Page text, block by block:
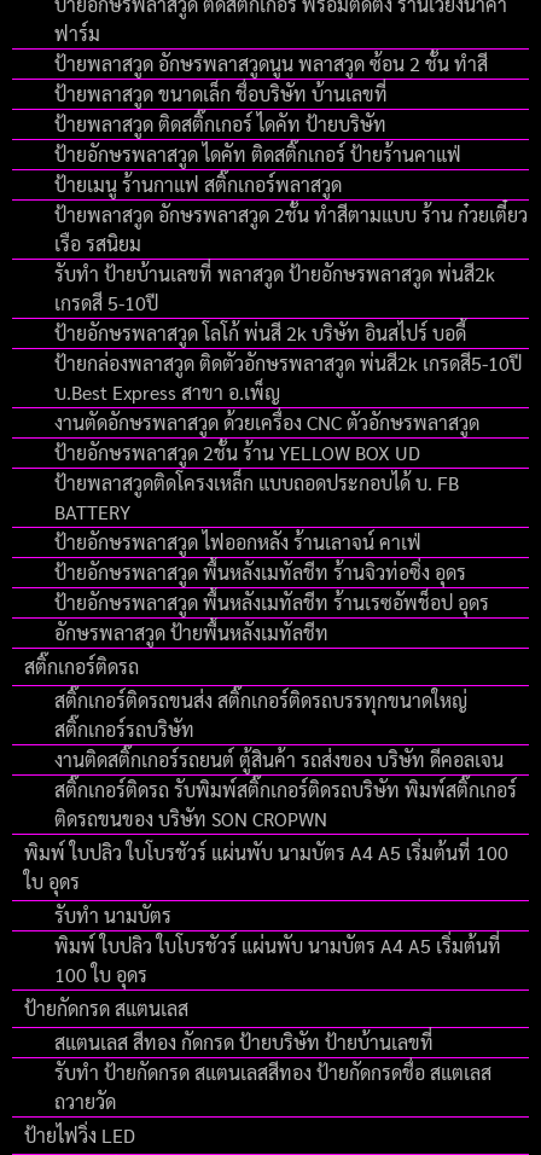
ฟาร์ม
ป้ายพลาสวูด อักษรพลาสวูดนูน พลาสวูด ซ้อน 2 ชั้น ทำสี
ป้ายพลาสวูด ขนาดเล็ก ชื่อบริษัท บ้านเลขที่
ป้ายพลาสวูด ติดสติ๊กเกอร์ ไดคัท ป้ายบริษัท
ป้ายอักษรพลาสวูด ไดคัท ติดสติ๊กเกอร์ ป้ายร้านคาแฟ่
ป้ายเมนู ร้านกาแฟ สติ๊กเกอร์พลาสวูด
ป้ายพลาสวูด อักษรพลาสวูด 2ชั้น ทำสีตามแบบ ร้าน ก๋วยเตี๋ยว
เรือ รสนิยม
รับทำ ป้ายบ้านเลขที่ พลาสวูด ป้ายอักษรพลาสวูด พ่นสี2k
เกรดสี 5-10ปี
ป้ายอักษรพลาสวูด โลโก้ พ่นสี 2k บริษัท อินสไปร์ บอดี้
ป้ายกล่องพลาสวูด ติดตัวอักษรพลาสวูด พ่นสี2k เกรดสี5-10ปี
บ.Best Express สาขา อ.เพ็ญ
งานตัดอักษรพลาสวูด ด้วยเครื่อง CNC ตัวอักษรพลาสวูด
ป้ายอักษรพลาสวูด 2ชั้น ร้าน YELLOW BOX UD
ป้ายพลาสวูดติดโครงเหล็ก แบบถอดประกอบได้ บ. FB
BATTERY
ป้ายอักษรพลาสวูด ไฟออกหลัง ร้านเลาจน์ คาเฟ่
ป้ายอักษรพลาสวูด พื้นหลังเมทัลชีท ร้านจิวท่อซิ่ง อุดร
ป้ายอักษรพลาสวูด พื้นหลังเมทัลชีท ร้านเรซอัพช็อป อุดร
อักษรพลาสวูด ป้ายพื้นหลังเมทัลชีท
สติ๊กเกอร์ติดรถ
สติ๊กเกอร์ติดรถขนส่ง สติ๊กเกอร์ติดรถบรรทุกขนาดใหญ่
สติ๊กเกอร์รถบริษัท
งานติดสติ๊กเกอร์รถยนต์ ตู้สินค้า รถส่งของ บริษัท ดีคอลเจน
สติ๊กเกอร์ติดรถ รับพิมพ์สติ๊กเกอร์ติดรถบริษัท พิมพ์สติ๊กเกอร์
ติดรถขนของ บริษัท SON CROPWN
พิมพ์ ใบปลิว ใบโบรชัวร์ แผ่นพับ นามบัตร A4 A5 เริ่มต้นที่ 100
ใบ อุดร
รับทำ นามบัตร
พิมพ์ ใบปลิว ใบโบรชัวร์ แผ่นพับ นามบัตร A4 A5 เริ่มต้นที่
100 ใบ อุดร
ป้ายกัดกรด สแตนเลส
สแตนเลส สีทอง กัดกรด ป้ายบริษัท ป้ายบ้านเลขที่
รับทำ ป้ายกัดกรด สแตนเลสสีทอง ป้ายกัดกรดชื่อ สแตเลส
ถวายวัด
ป้ายไฟวิ่ง LED